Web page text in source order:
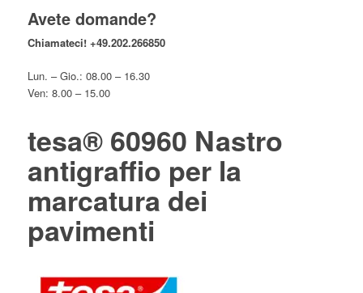
Avete domande?
Chiamateci! +49.202.266850
Lun. – Gio.: 08.00 – 16.30
Ven: 8.00 – 15.00
tesa® 60960 Nastro
antigraffio per la
marcatura dei
pavimenti